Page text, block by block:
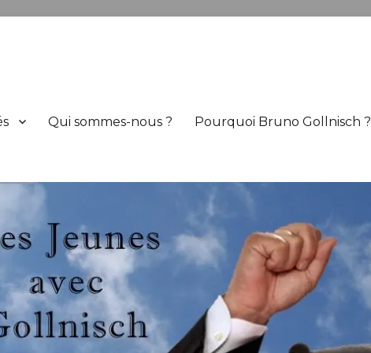
Qui sommes-nous ? Pourquoi Bruno Gollnisch ?